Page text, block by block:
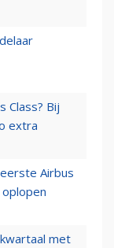
Class? Bij
extra
Airbus
met